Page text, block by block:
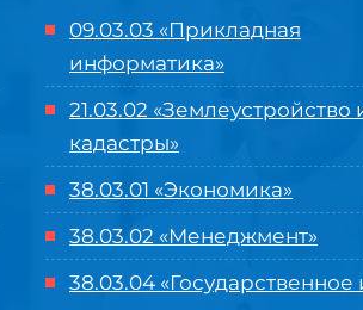
09.03.03 «Прикладная
информатика»
21.03.02 «Землеустройство
кадастры»
38.03.01 «Экономика»
38.03.02 «Менеджмент»
38.03.04 «Государственное